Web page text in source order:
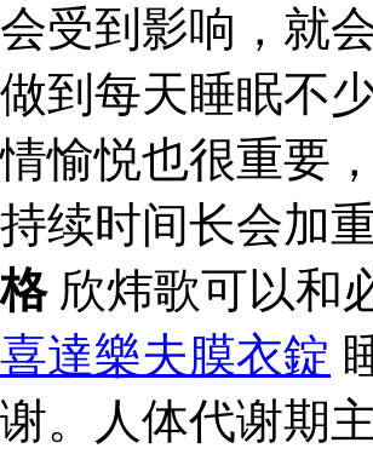
会受到影响，就
做到每天睡眠不
情愉悦也很重要
持续时间长会加
格欣炜歌可以和
喜達樂夫膜衣錠
谢。人体代谢期